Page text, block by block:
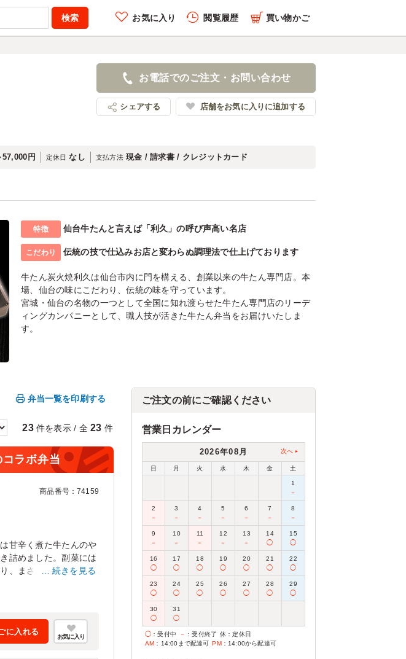
お気に入り 閲覧履歴 買い物かご
お電話でのご注文・お問い合わせ
シェアする 店舗をお気に入りに追加する
円 定休日 なし 支払方法 現金 / 請求書 / クレジットカード
特徴 仙台牛たんと言えば「利久」の呼び声高い名店
こだわり 伝統の技で仕込みお店と変わらぬ調理法で仕上げております
牛たん炭火焼利久は仙台市内に門を構える、創業以来の牛たん専門店。本
場、仙台の味にこだわり、伝統の味を守っています。
宮城・仙台の名物の一つとして全国に知れ渡らせた牛たん専門店のリーデ
ィングカンパニーとして、職人技が活きた牛たん弁当をお届けいたしま
す。
弁当一覧を印刷する
23 件を表示 / 全 23 件
ラボ弁当
商品番号：74159
甘辛く煮た牛たんのや
詰めました。副菜には
、まさに牛たん尽くし
続きを見る
に入れる
お気に入り
ご注文の前にご確認ください
営業日カレンダー
2026年08月 次へ
日 月 火 水 木 金 土
1
－
2
－
3
－
4
－
5
－
6
－
7
－
8
－
9
－
10
－
11
－
12
－
13
－
14
◯
15
◯
16
◯
17
◯
18
◯
19
◯
20
◯
21
◯
22
◯
23
◯
24
◯
25
◯
26
◯
27
◯
28
◯
29
◯
30
◯
31
◯
◯ ：受付中 － ：受付終了 休 ：定休日
AM ：14:00まで配達可 PM：14:00から配達可